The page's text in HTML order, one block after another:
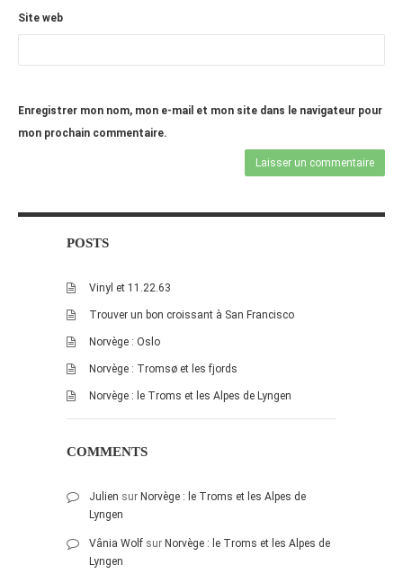
octobre 2010
juin 2010
mai 2010
février 2010
janvier 2010
novembre 2009
octobre 2009
septembre 2009
août 2009
juillet 2009
mai 2009
mars 2009
février 2009
janvier 2009
Site web
Enregistrer mon nom, mon e-mail et mon site dans le navigateur pour
mon prochain commentaire.
POSTS
Vinyl et 11.22.63
Trouver un bon croissant à San Francisco
Norvège : Oslo
Norvège : Tromsø et les fjords
Norvège : le Troms et les Alpes de Lyngen
COMMENTS
Julien sur Norvège : le Troms et les Alpes de
Lyngen
Vânia Wolf sur Norvège : le Troms et les Alpes de
Lyngen